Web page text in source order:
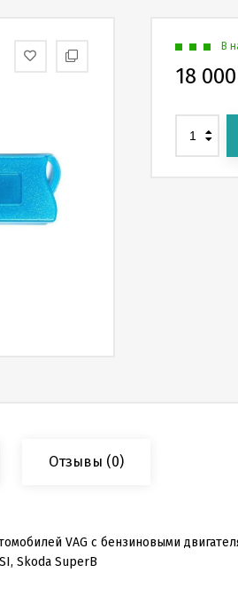
В
18 000
Отзывы (0)
VAG с бензиновыми
Skoda SuperB